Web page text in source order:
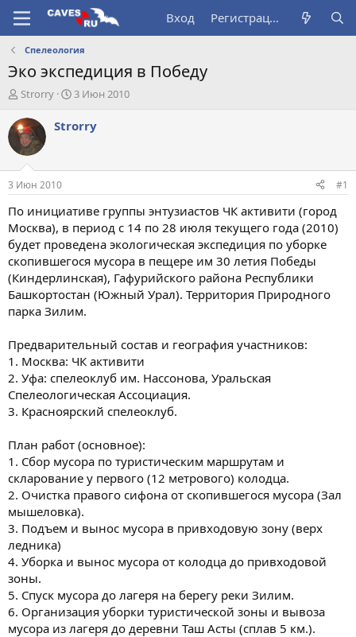
Вход Регистрация
Спелеология
Эко экспедиция в Победу
А
т
о
р
т
е
м
ы
Strorry
Д
т
а
л
3 Июн 2010
Strorry
3 Июн 2010 #1
По инициативе группы энтузиастов ЧК активити (город
Москва), в период с 14 по 28 июля текущего года (2010)
будет проведена экологическая экспедиция по уборке
скопившегося мусора в пещере им 30 летия Победы
(Киндерлинская), Гафурийского района Республики
Башкортостан (Южный Урал). Территория Природного
парка Зилим.
Предварительный состав и география участников:
1. Москва: ЧК активити
2. Уфа: спелеоклуб им. Нассонова, Уральская
Спелеологическая Ассоциация.
3. Красноярский спелеоклуб.
План работ (основное):
1. Сбор мусора по туристическим маршрутам и
скларование у первого (12 метрового) колодца.
2. Очистка правого сифона от скопившегося мусора (Зал
мышеловка).
3. Подъем и вынос мусора в привходовую зону (верх
ледника)
4. Уборка и вынос мусора от колодца до привходовой
зоны.
5. Спуск мусора до лагеря на берегу реки Зилим.
6. Организация уборки туристической зоны и вывоза
мусора из лагеря до деревни Таш Асты (сплав 5 км.).